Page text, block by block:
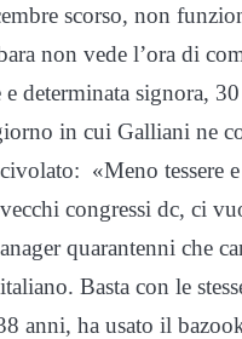
scorso, non
non vede l’ora di
determinata signora,
in cui Galliani ne
«Meno tessere
congressi dc, ci
quarantenni che
Basta con le
anni, ha usato il